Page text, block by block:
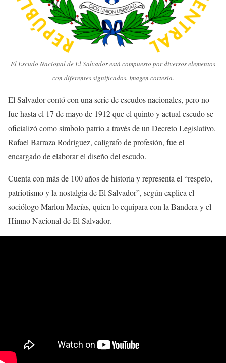
El Escudo Nacional de El Salvador está compuesto por diversos elementos
con diferentes significados. Imagen cortesía.
El Salvador contó con una serie de escudos nacionales, pero no
fue hasta el 17 de mayo de 1912 que el quinto y actual escudo se
oficializó como símbolo patrio a través de un Decreto Legislativo.
Rafael Barraza Rodríguez, calígrafo de profesión, fue el
encargado de elaborar el diseño del escudo.
Cuenta con más de 100 años de historia y representa el “respeto,
patriotismo y la nostalgia de El Salvador”, según explica el
sociólogo Marlon Macías, quien lo equipara con la Bandera y el
Himno Nacional de El Salvador.